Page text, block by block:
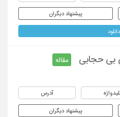
پیشنهاد دیگران
دانلود
بی حجابی
مقاله
آدرس
پیشنهاد دیگران